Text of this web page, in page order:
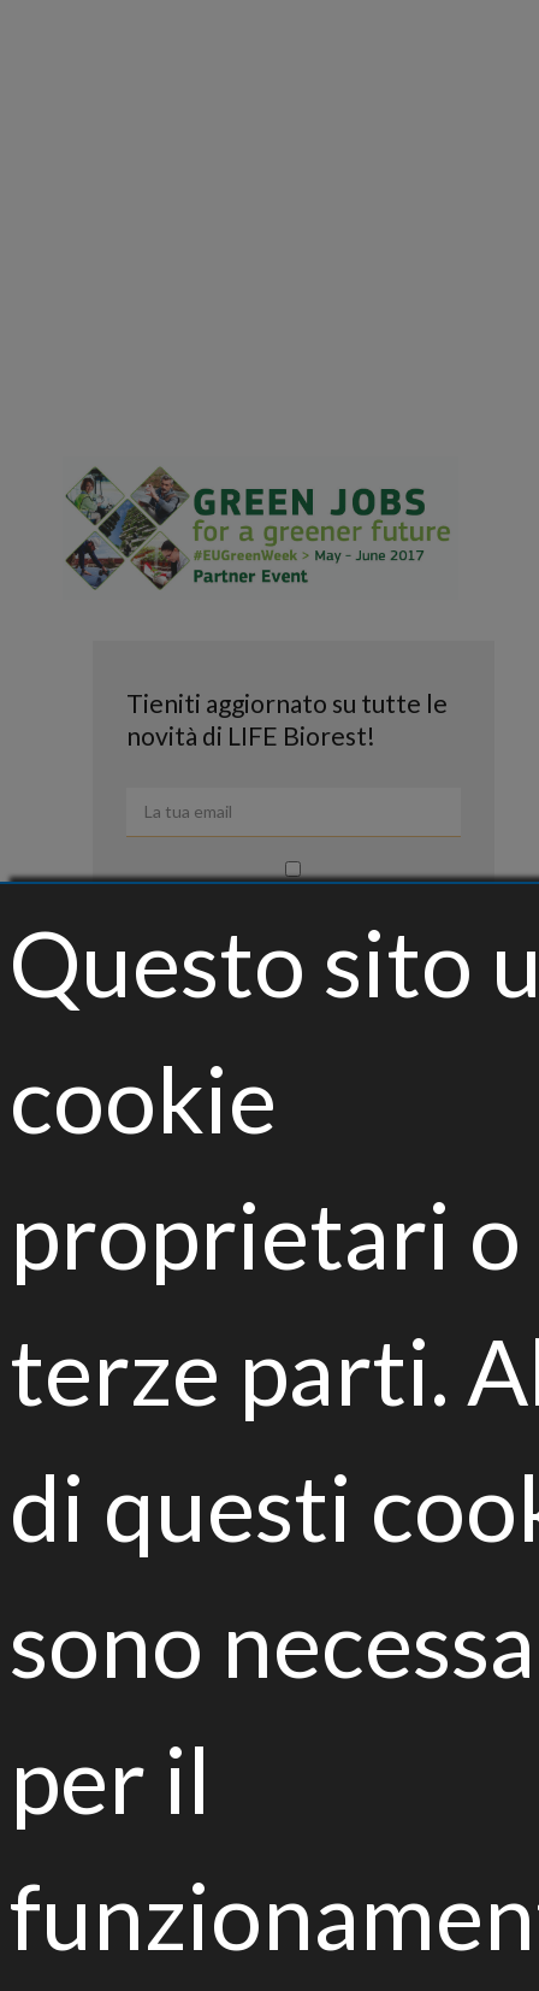
Tieniti aggiornato su tutte le
novità di LIFE Biorest!
l'informativa della privacy presente sul sito, e
presto il consenso al trattamento dei miei dati
per finalità di marketing e analisi statistica. *
REHorti.
Strategie per la riqualificazione di suoli urbani
destinati all'orticoltura
Inquinamento del suolo
Sfide e opportunità del biorisanamento
Questo sito
cookie
proprietari
terze parti.
di questi
sono
per il